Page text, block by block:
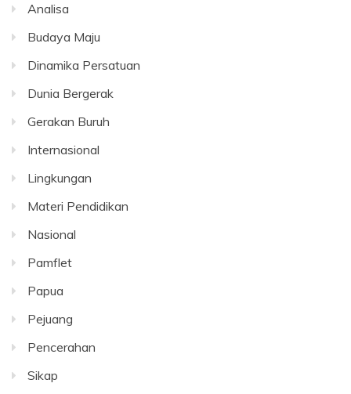
Analisa
Budaya Maju
Dinamika Persatuan
Dunia Bergerak
Gerakan Buruh
Internasional
Lingkungan
Materi Pendidikan
Nasional
Pamflet
Papua
Pejuang
Pencerahan
Sikap